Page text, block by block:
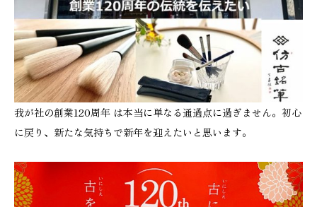
我が社の創業120周年 は本当に単なる通過点に過ぎません。初心
に戻り、新たな気持ちで新年を迎えたいと思います。